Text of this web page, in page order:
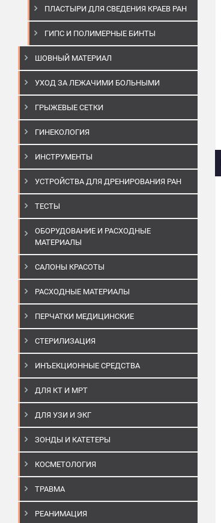
ПЛАСТЫРИ ДЛЯ СВЕДЕНИЯ КРАЕВ РАН
ГИПС И ПОЛИМЕРНЫЕ БИНТЫ
ШОВНЫЙ МАТЕРИАЛ
УХОД ЗА ЛЕЖАЧИМИ БОЛЬНЫМИ
ГРЫЖЕВЫЕ СЕТКИ
ГИНЕКОЛОГИЯ
ИНСТРУМЕНТЫ
УСТРОЙСТВА ДЛЯ ДРЕНИРОВАНИЯ РАН
ТЕСТЫ
ОБОРУДОВАНИЕ И РАСХОДНЫЕ
МАТЕРИАЛЫ
САЛОНЫ КРАСОТЫ
РАСХОДНЫЕ МАТЕРИАЛЫ
ПЕРЧАТКИ МЕДИЦИНСКИЕ
СТЕРИЛИЗАЦИЯ
ИНЪЕКЦИОННЫЕ СРЕДСТВА
ДЛЯ КТ И МРТ
ДЛЯ УЗИ И ЭКГ
ЗОНДЫ И КАТЕТЕРЫ
КОСМЕТОЛОГИЯ
ТРАВМА
РЕАНИМАЦИЯ